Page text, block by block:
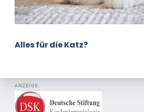
Alles für die Katz?
ANZEIGE